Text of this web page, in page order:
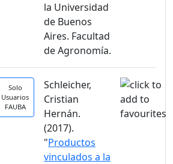
la Universidad
de Buenos
Aires. Facultad
de Agronomía.
Solo
Usuarios
FAUBA
Schleicher,
Cristian
Hernán.
(2017).
"Productos
vinculados a la